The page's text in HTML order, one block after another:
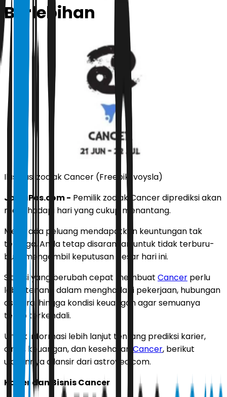
Berlebihan
Ilustrasi zodiak Cancer (Freepik/voysla)
JawaPos.com - Pemilik zodiak Cancer diprediksi akan
menghadapi hari yang cukup menantang.
Meski ada peluang mendapatkan keuntungan tak
terduga, Anda tetap disarankan untuk tidak terburu-
buru mengambil keputusan besar hari ini.
Situasi yang berubah cepat membuat Cancer perlu
lebih tenang dalam menghadapi pekerjaan, hubungan
asmara, hingga kondisi keuangan agar semuanya
tetap terkendali.
Untuk informasi lebih lanjut tentang prediksi karier,
cinta, keuangan, dan kesehatan Cancer, berikut
ulasannya dilansir dari astroved.com.
Karier dan Bisnis Cancer